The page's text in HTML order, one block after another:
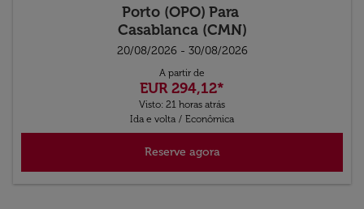
Porto (OPO) Para
Casablanca (CMN)
20/08/2026 - 30/08/2026
A partir de
EUR 294,12*
Visto: 21 horas atrás
Ida e volta / Econômica
Reserve agora